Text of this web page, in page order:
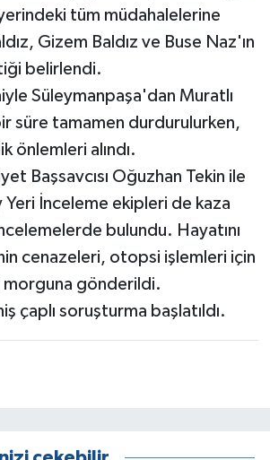
tüm müdahalelerine
Gizem Baldız ve Buse Naz'ın
belirlendi.
Süleymanpaşa'dan Muratlı
süre tamamen durdurulurken,
önlemleri alındı.
Başsavcısı Oğuzhan Tekin ile
Yeri İnceleme ekipleri de kaza
bulundu. Hayatını
cenazeleri, otopsi işlemleri için
morguna gönderildi.
çaplı soruşturma başlatıldı.